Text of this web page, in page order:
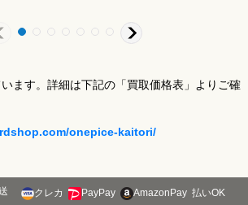
ます。詳細は下記の「買取価格表」よりご確
onepice-kaitori/
クレカ PayPay AmazonPay 払いOK